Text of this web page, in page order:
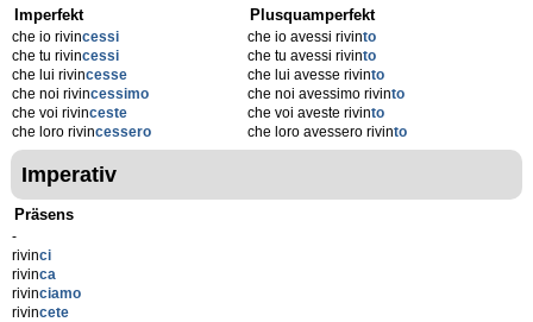
Imperfekt
che io rivincessi
che tu rivincessi
che lui rivincesse
che noi rivincessimo
che voi rivinceste
che loro rivincessero
Plusquamperfekt
che io avessi rivinto
che tu avessi rivinto
che lui avesse rivinto
che noi avessimo rivinto
che voi aveste rivinto
che loro avessero rivinto
Imperativ
Präsens
-
rivinci
rivinca
rivinciamo
rivincete